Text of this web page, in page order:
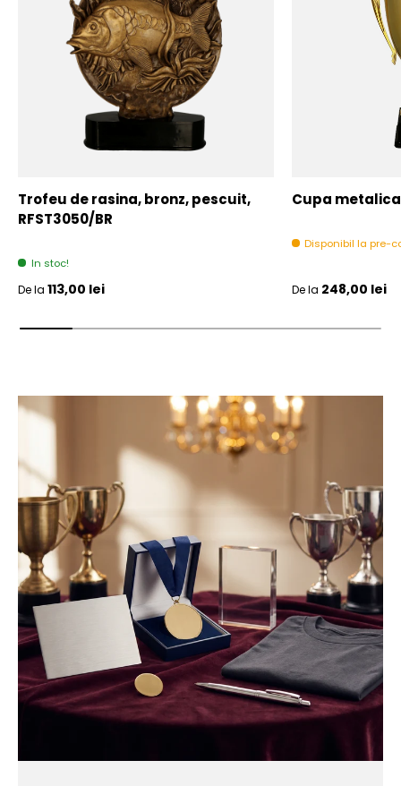
Trofeu de rasina, bronz, pescuit,
RFST3050/BR
In stoc!
Pret initial
De la 113,00 lei
Cupa
Disponibil la pre-
Pret initial
De la 248,00 lei